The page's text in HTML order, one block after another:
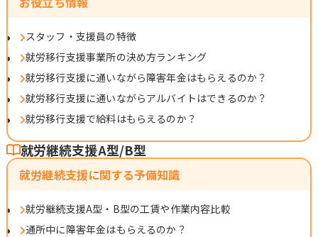
スタッフ・支援員の特徴
就労移行支援事業所の決め方ランキング
就労移行支援に通いながら障害年金はもらえるのか？
就労移行支援に通いながらアルバイトはできるのか？
就労移行支援で給料はもらえるのか？
就労継続支援A型/B型
就労継続支援に関する予備知識
就労継続支援A型・B型の工賃や作業内容比較
通所中に障害年金はもらえるのか？